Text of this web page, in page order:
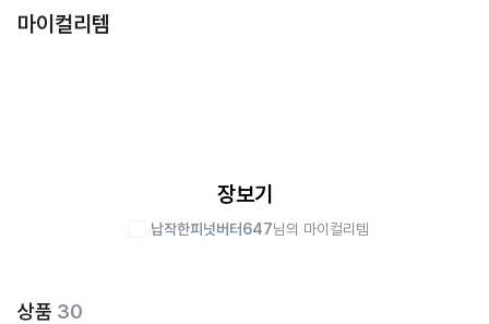
마이컬리템
장보기
납작한피넛버터647님의 마이컬리템
상품 30